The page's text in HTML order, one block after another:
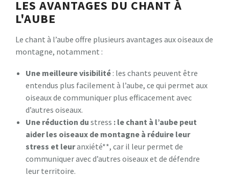
LES AVANTAGES DU CHANT À
L'AUBE
Le chant à l’aube offre plusieurs avantages aux oiseaux de
montagne, notamment :
Une meilleure visibilité : les chants peuvent être
entendus plus facilement à l’aube, ce qui permet aux
oiseaux de communiquer plus efficacement avec
d’autres oiseaux.
Une réduction du stress : le chant à l’aube peut
aider les oiseaux de montagne à réduire leur
stress et leuranxiété**, car il leur permet de
communiquer avec d’autres oiseaux et de défendre
leur territoire.